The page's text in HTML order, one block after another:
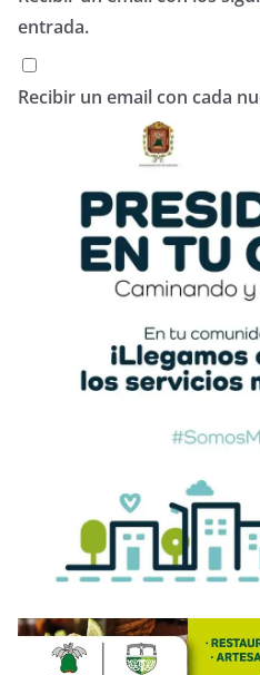
entrada.
Recibir un email con cada